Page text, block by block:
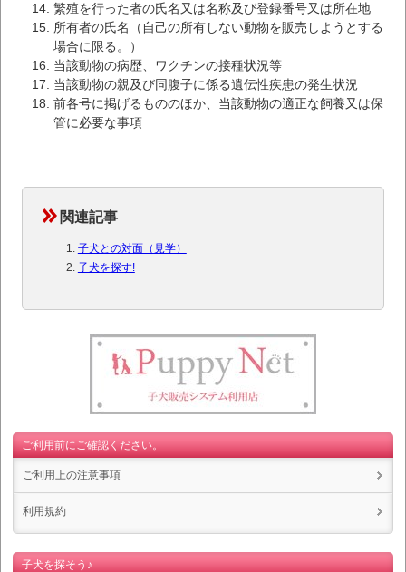
繁殖を行った者の氏名又は名称及び登録番号又は所在地
所有者の氏名（自己の所有しない動物を販売しようとする
場合に限る。）
当該動物の病歴、ワクチンの接種状況等
当該動物の親及び同腹子に係る遺伝性疾患の発生状況
前各号に掲げるもののほか、当該動物の適正な飼養又は保
管に必要な事項
関連記事
子犬との対面（見学）
子犬を探す!
ご利用前にご確認ください。
ご利用上の注意事項
利用規約
子犬を探そう♪